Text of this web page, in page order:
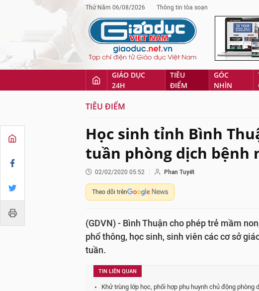
Thứ Năm 06/08/2026 Thông tin tòa soạn
GIÁO DỤC
24H
TIÊU
ĐIỂM
GÓC
NHÌN
TIÊU ĐIỂM
Học sinh tỉnh Bình
tuần phòng dịch bệnh
02/02/2020 05:52 Phan Tuyết
Theo dõi trên
(GDVN) - Bình Thuận cho phép trẻ mầm
phổ thông, học sinh, sinh viên các cơ sở
tuần.
TIN LIÊN QUAN
Khử trùng lớp học, phối hợp phụ huynh chủ động phòng